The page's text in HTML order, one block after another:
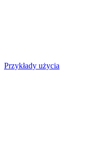
Przykłady użycia